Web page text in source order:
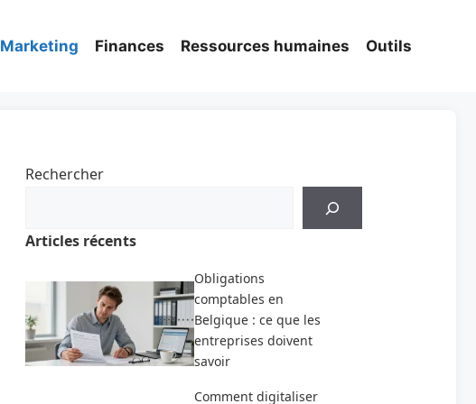
Marketing Finances Ressources humaines Outils
Rechercher
Articles récents
Obligations
comptables en
Belgique : ce que les
entreprises doivent
savoir
Comment digitaliser